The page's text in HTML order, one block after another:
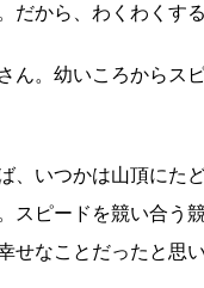
から、わくわくする
ん。幼いころからス
、いつかは山頂に
スピードを競い合う
せなことだったと思い